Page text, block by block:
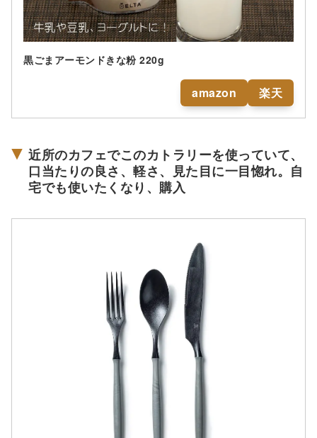
黒ごまアーモンドきな粉 220g
amazon 楽天
近所のカフェでこのカトラリーを使っていて、
口当たりの良さ、軽さ、見た目に一目惚れ。自
宅でも使いたくなり、購入